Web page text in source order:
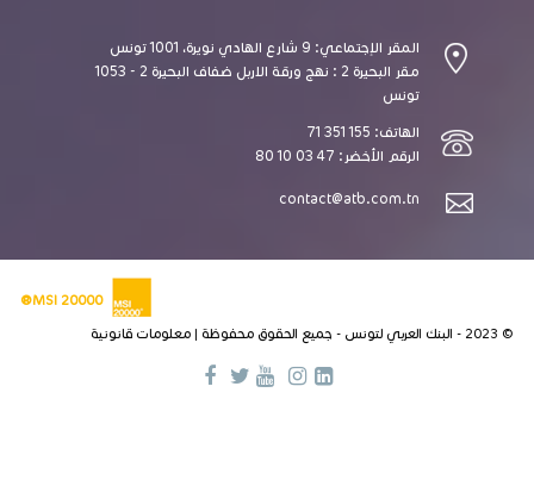
المقر الإجتماعي: 9 شارع الهادي نويرة، 1001 تونس
مقر البحيرة 2 : نهج ورقة الاربل ضفاف البحيرة 2 - 1053
تونس
الهاتف: 155 351 71
الرقم الأخضر: 47 03 10 80
contact@atb.com.tn
MSI 20000®
© 2023 - البنك العربي لتونس - جميع الحقوق محفوظة |
معلومات قانونية